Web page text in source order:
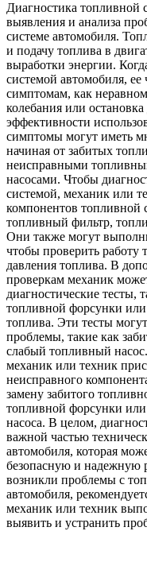
Диагностика топливной
выявления и анализа
системе автомобиля.
и подачу топлива в
выработки энергии.
системой автомобиля,
симптомам, как
колебания или
эффективности
симптомы могут иметь
начиная от забитых
неисправными
насосами. Чтобы
системой, механик или
компонентов топливной
топливный фильтр,
Они также могут
чтобы проверить работу
давления топлива. В
проверкам механик
диагностические тесты,
топливной форсунки
топлива. Эти тесты
проблемы, такие как
слабый топливный
механик или техник
неисправного
замену забитого
топливной форсунки
насоса. В целом,
важной частью
автомобиля, которая
безопасную и надежную
возникли проблемы с
автомобиля,
механик или техник
выявить и устранить